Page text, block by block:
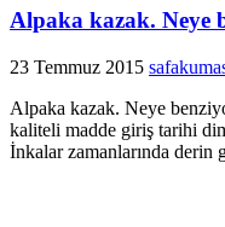
Alpaka kazak. Neye
23 Temmuz 2015
Alpaka kazak. Neye
kaliteli madde giriş tarihi
İnkalar zamanlarında derin